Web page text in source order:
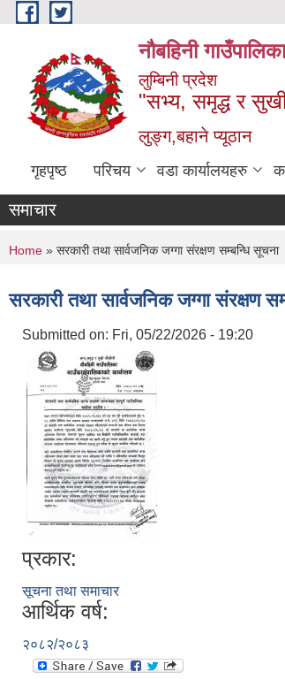
Skip to main content
नौबहिनी गाउँपालिका
लुम्बिनी प्रदेश
"सभ्य, समृद्ध र सुखी
लुङ्ग,बहाने प्यूठान
गृहपृष्ठ परिचय वडा कार्यालयहरु
समाचार
You are here
Home » सरकारी तथा सार्वजनिक जग्गा संरक्षण सम्बन्धि सूचना
सरकारी तथा सार्वजनिक जग्गा संरक्षण
Submitted on: Fri, 05/22/2026 - 19:20
प्रकार:
सूचना तथा समाचार
आर्थिक वर्ष:
२०८२/२०८३